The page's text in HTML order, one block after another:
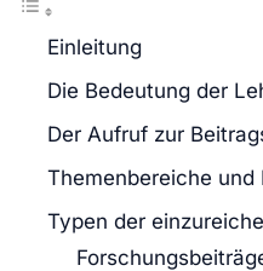
Einleitung
Die Bedeutung der
Der Aufruf zur
Themenbereiche und
Typen der